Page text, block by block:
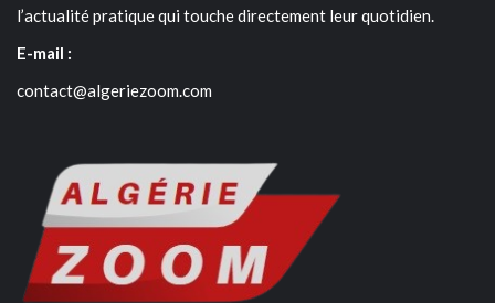
l’actualité pratique qui touche directement leur quotidien.
E-mail :
contact@algeriezoom.com